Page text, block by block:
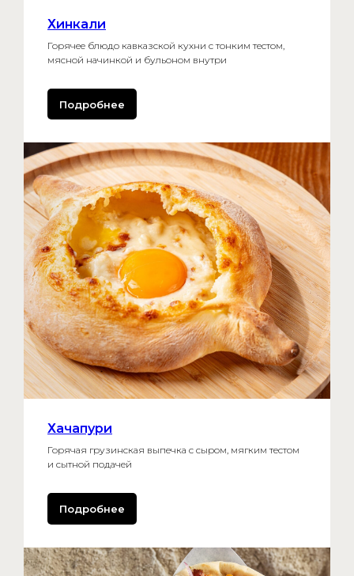
Хинкали
Горячее блюдо кавказской кухни с тонким тестом,
мясной начинкой и бульоном внутри
Подробнее
Хачапури
Горячая грузинская выпечка с сыром, мягким тестом
и сытной подачей
Подробнее